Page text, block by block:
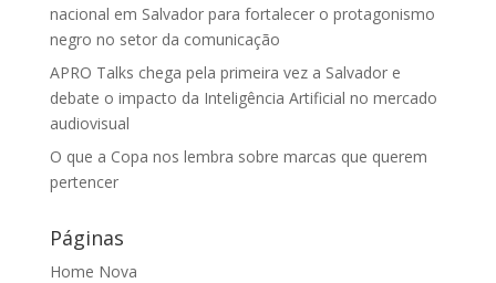
nacional em Salvador para fortalecer o protagonismo
negro no setor da comunicação
APRO Talks chega pela primeira vez a Salvador e
debate o impacto da Inteligência Artificial no mercado
audiovisual
O que a Copa nos lembra sobre marcas que querem
pertencer
Páginas
Home Nova